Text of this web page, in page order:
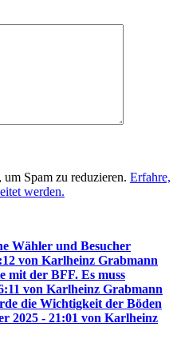
Spam zu reduzieren. Erfahre,
werden.
Wähler und Besucher
von Karlheinz Grabmann
mit der BFF. Es muss
von Karlheinz Grabmann
die Wichtigkeit der Böden
2025 - 21:01 von Karlheinz